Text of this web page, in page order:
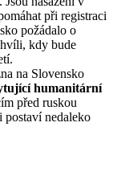
při registraci
požádalo o
kdy bude
na Slovensko
humanitární
před ruskou
postaví nedaleko